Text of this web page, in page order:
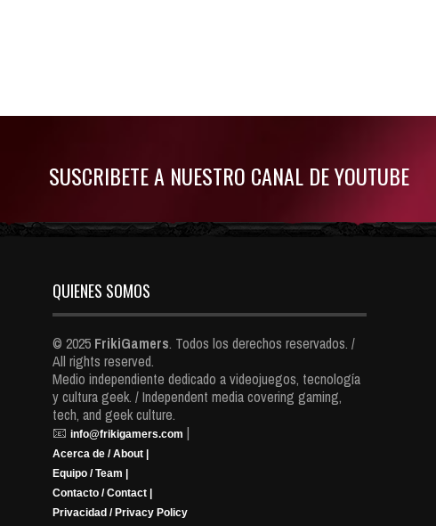
SUSCRIBETE A NUESTRO CANAL DE YOUTUBE
QUIENES SOMOS
© 2025 FrikiGamers. Todos los derechos reservados. /
All rights reserved.
Medio independiente dedicado a videojuegos, tecnología
y cultura geek. / Independent media covering gaming,
tech, and geek culture.
📧 info@frikigamers.com |
Acerca de / About |
Equipo / Team |
Contacto / Contact |
Privacidad / Privacy Policy